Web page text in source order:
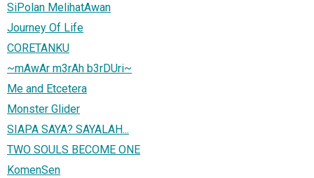
SiPolan MelihatAwan
Journey Of Life
CORETANKU
~mAwAr m3rAh b3rDUri~
Me and Etcetera
Monster Glider
SIAPA SAYA? SAYALAH...
TWO SOULS BECOME ONE
KomenSen